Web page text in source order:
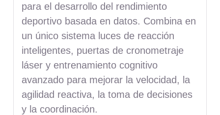
para el desarrollo del rendimiento
deportivo basada en datos. Combina en
un único sistema luces de reacción
inteligentes, puertas de cronometraje
láser y entrenamiento cognitivo
avanzado para mejorar la velocidad, la
agilidad reactiva, la toma de decisiones
y la coordinación.